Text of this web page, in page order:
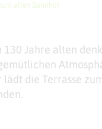
alten Bahnhof
130 Jahre alten
lädt die Terrasse